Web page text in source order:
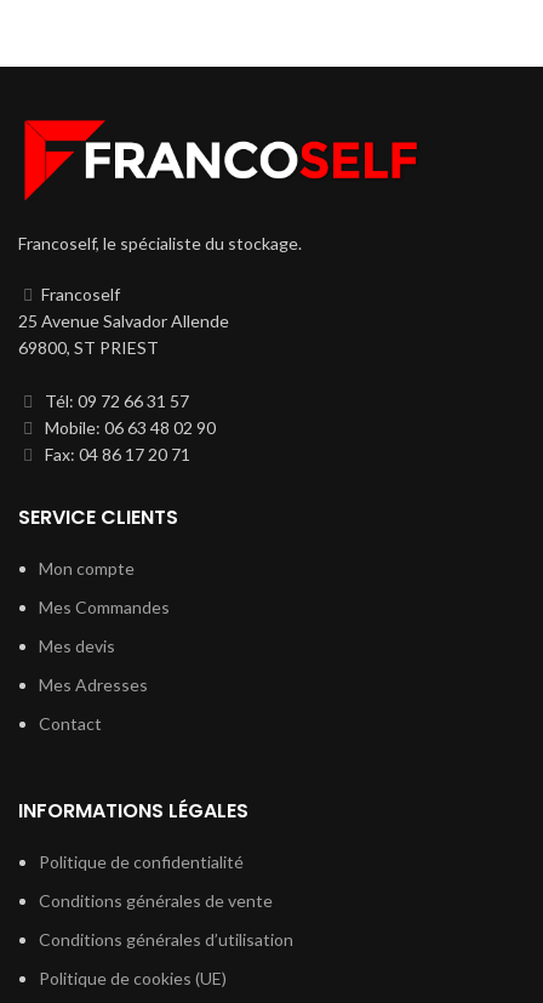
Francoself, le spécialiste du stockage.
Francoself
25 Avenue Salvador Allende
69800, ST PRIEST
Tél: 09 72 66 31 57
Mobile: 06 63 48 02 90
Fax: 04 86 17 20 71
SERVICE CLIENTS
Mon compte
Mes Commandes
Mes devis
Mes Adresses
Contact
INFORMATIONS LÉGALES
Politique de confidentialité
Conditions générales de vente
Conditions générales d’utilisation
Politique de cookies (UE)